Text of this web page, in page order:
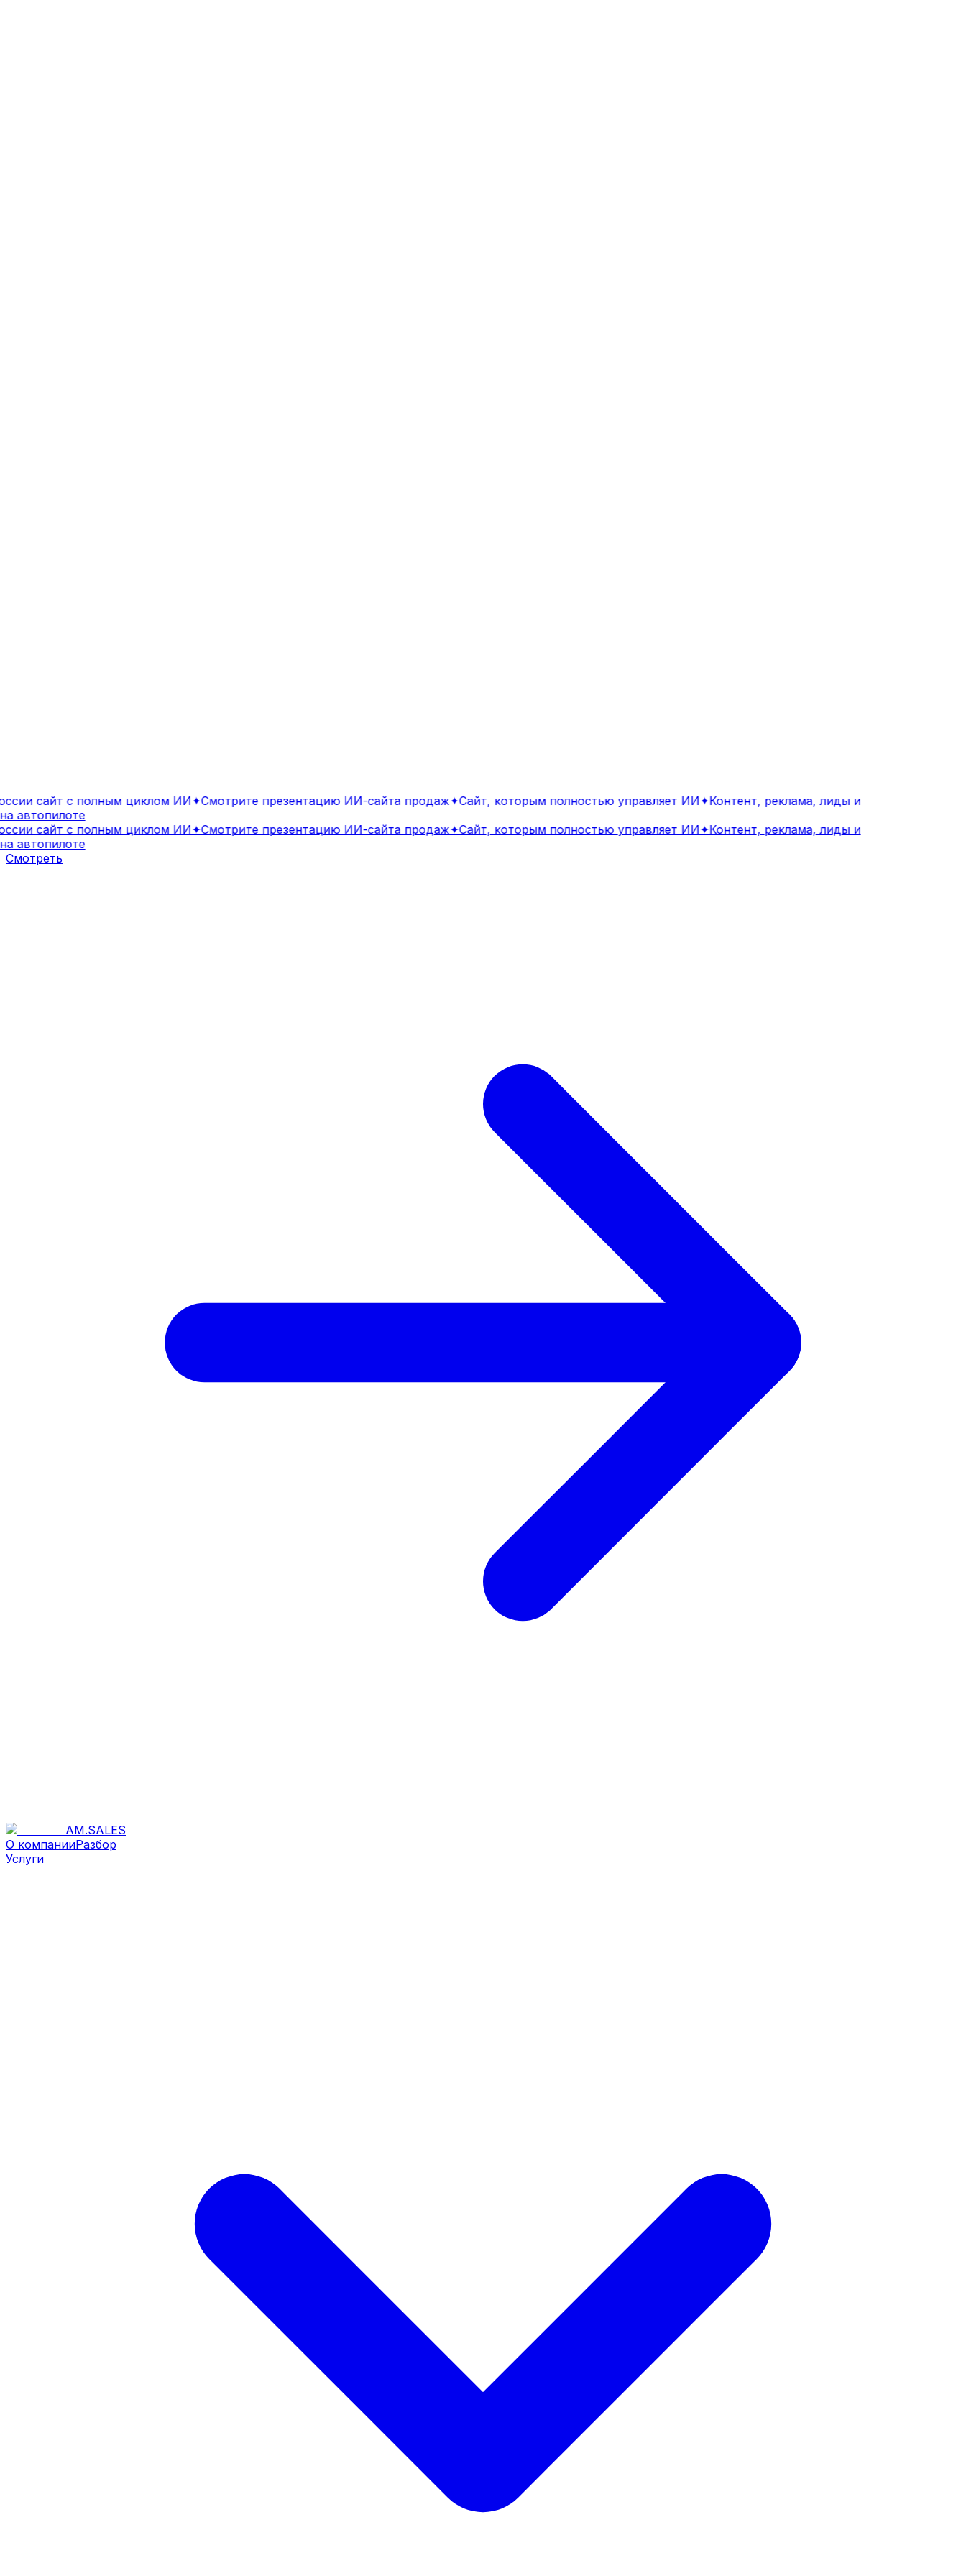
сайт с полным циклом ИИ✦Смотрите презентацию ИИ-сайта продаж✦Сайт, которым полностью управляет ИИ✦Контент, реклама, лиды и
сайт с полным циклом ИИ✦Смотрите презентацию ИИ-сайта продаж✦Сайт, которым полностью управляет ИИ✦Контент, реклама, лиды и
Смотреть
AM.SALES
О компанииРазбор
Услуги